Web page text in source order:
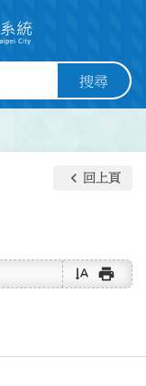
搜尋
keyboard_arrow_left 回上頁
text_rotate_vertical print